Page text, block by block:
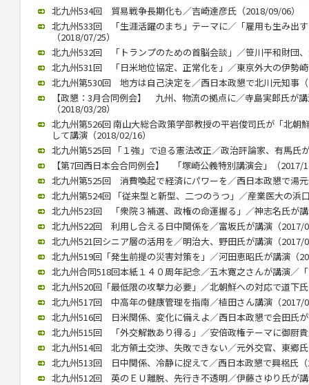
北九州534回 貿易戦争長期化も／吉崎達彦氏（2018/09/06）
北九州533回 「生涯活躍のまち」テーマに／「雇用も生み出
（2018/07/25）
北九州532回 「トランプのための首脳会談」／笹川平和財団
北九州531回 「日米地位協定、正常化を」／東京外大の伊勢
北九州第530回 地方は自己決定を／西日本政懇で北川元知事
【政懇：3月合同例会】 九州、物流の拠点に／寺島実郎氏が
（2018/03/28）
北九州第526回 南山大総合政策学部教授の平岩俊司氏が「北朝
して講演（2018/02/16）
北九州第525回 「１強」で迫る憲法改正／政治評論家、有馬氏
【第7回西日本会合同例会】 「塚崎公義特別講演会」（2017/
北九州第525回 消費喚起で経済にパワーを／西日本政懇で湯
北九州第524回 「従来型と新型、二つのうつ」／産業医大の浜
北九州523回 「衆院３補選、政権の命運握る」／神志名氏が
北九州522回 利用し合える日中関係を／富坂氏が講演（2017/
北九州521回シニア層の活用を／明治大、野田氏が講演（2017/
北九州519回「発生前提の災害対策を」／河田恵昭氏が講演（
北九州合同518回本紙１４０周年記念／五木寛之さんが講演／
北九州520回「最低限の攻撃力必要」／北朝鮮への対応で道
北九州517回 中高年の健康管理を指南／植田さん講演（2017/
北九州516回 日米関係、変化に備えよ／西日本政懇で会田氏
北九州515回 「外交解散あり得る」／安倍政権テーマに御厨
北九州514回 北方領土交渉、失敗できない／元外交官、東郷
北九州513回 日中関係、冷静に捉えて／西日本政懇で興梠氏
北九州512回 英のＥＵ離脱、先行き不透明／伊藤さゆり氏が